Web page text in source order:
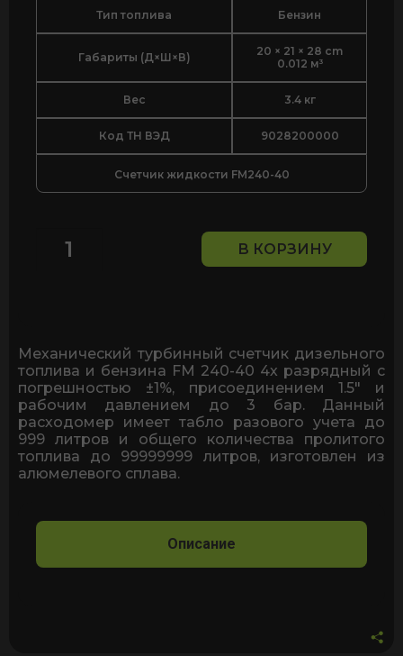
Тип топлива Бензин
Габариты (Д×Ш×В)
20 × 21 × 28 cm
0.012 м³
Вес 3.4 кг
Код ТН ВЭД 9028200000
Счетчик жидкости FM240-40
Количество
топлива
и
бензина
FM
240-
40
с
погрешностью
В КОРЗИНУ
Механический турбинный счетчик дизельного
топлива и бензина FM 240-40 4х разрядный с
погрешностью ±1%, присоединением 1.5" и
рабочим давлением до 3 бар. Данный
расходомер имеет табло разового учета до
999 литров и общего количества пролитого
топлива до 99999999 литров, изготовлен из
алюмелевого сплава.
Описание